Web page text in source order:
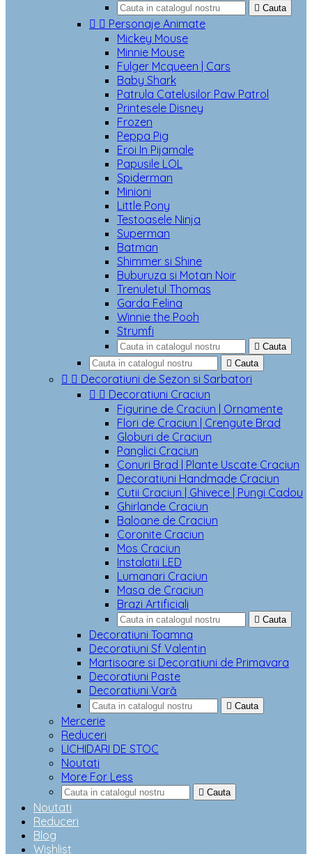
 Cauta
  Personaje Animate
Mickey Mouse
Minnie Mouse
Fulger Mcqueen | Cars
Baby Shark
Patrula Catelusilor Paw Patrol
Printesele Disney
Frozen
Peppa Pig
Eroi In Pijamale
Papusile LOL
Spiderman
Minioni
Little Pony
Testoasele Ninja
Superman
Batman
Shimmer si Shine
Buburuza si Motan Noir
Trenuletul Thomas
Garda Felina
Winnie the Pooh
Strumfi
 Cauta
 Cauta
  Decoratiuni de Sezon si Sarbatori
  Decoratiuni Craciun
Figurine de Craciun | Ornamente
Flori de Craciun | Crengute Brad
Globuri de Craciun
Panglici Craciun
Conuri Brad | Plante Uscate Craciun
Decoratiuni Handmade Craciun
Cutii Craciun | Ghivece | Pungi Cadou
Ghirlande Craciun
Baloane de Craciun
Coronite Craciun
Mos Craciun
Instalatii LED
Lumanari Craciun
Masa de Craciun
Brazi Artificiali
 Cauta
Decoratiuni Toamna
Decoratiuni Sf Valentin
Martisoare si Decoratiuni de Primavara
Decoratiuni Paste
Decoratiuni Vară
 Cauta
Mercerie
Reduceri
LICHIDARI DE STOC
Noutati
More For Less
 Cauta
Noutati
Reduceri
Blog
Wishlist